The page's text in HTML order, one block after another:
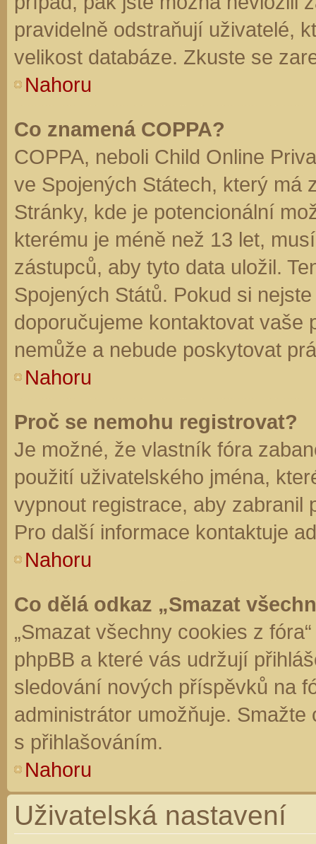
pravidelně odstraňují uživatelé,
velikost databáze. Zkuste se
Nahoru
Co znamená COPPA?
COPPA, neboli Child Online
ve Spojených Státech, který má
Stránky, kde je potencionální
kterému je méně než 13 let,
zástupců, aby tyto data uložil.
Spojených Států. Pokud si
doporučujeme kontaktovat vaše
nemůže a nebude poskytovat
Nahoru
Proč se nemohu registrovat?
Je možné, že vlastník fóra
použití uživatelského jména,
vypnout registrace, aby zabranil
Pro další informace kontaktuje
Nahoru
Co dělá odkaz „Smazat
„Smazat všechny cookies z
phpBB a které vás udržují
sledování nových příspěvků na
administrátor umožňuje.
s přihlašováním.
Nahoru
Uživatelská nastavení